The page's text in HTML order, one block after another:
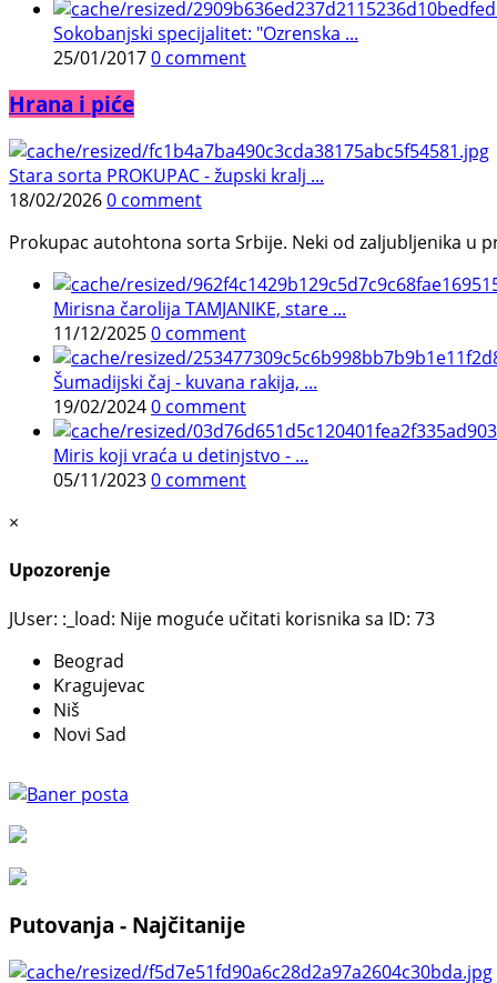
Sokobanjski specijalitet: "Ozrenska ...
25/01/20170 comment
Hrana i piće
Stara sorta PROKUPAC - župski kralj ...
18/02/20260 comment
Prokupac autohtona sorta Srbije. Neki od zaljubljenika u
Mirisna čarolija TAMJANIKE, stare ...
11/12/20250 comment
Šumadijski čaj - kuvana rakija, ...
19/02/20240 comment
Miris koji vraća u detinjstvo - ...
05/11/20230 comment
×
Upozorenje
JUser: :_load: Nije moguće učitati korisnika sa ID: 73
Beograd
Kragujevac
Niš
Novi Sad
Putovanja - Najčitanije